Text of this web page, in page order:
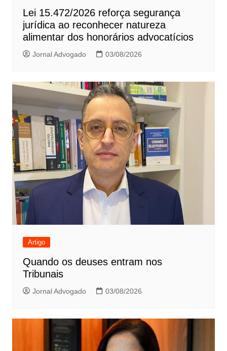
Lei 15.472/2026 reforça segurança
jurídica ao reconhecer natureza
alimentar dos honorários advocatícios
Jornal Advogado 03/08/2026
Artigo
Quando os deuses entram nos
Tribunais
Jornal Advogado 03/08/2026